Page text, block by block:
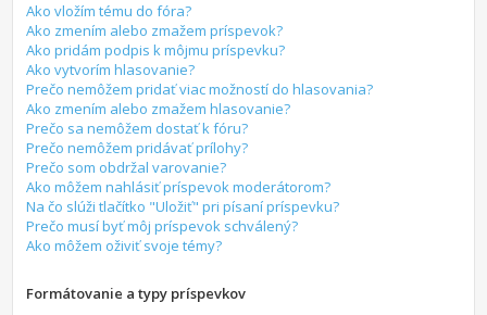
Ako vložím tému do fóra?
Ako zmením alebo zmažem príspevok?
Ako pridám podpis k môjmu príspevku?
Ako vytvorím hlasovanie?
Prečo nemôžem pridať viac možností do hlasovania?
Ako zmením alebo zmažem hlasovanie?
Prečo sa nemôžem dostať k fóru?
Prečo nemôžem pridávať prílohy?
Prečo som obdržal varovanie?
Ako môžem nahlásiť príspevok moderátorom?
Na čo slúži tlačítko "Uložiť" pri písaní príspevku?
Prečo musí byť môj príspevok schválený?
Ako môžem oživiť svoje témy?
Formátovanie a typy príspevkov